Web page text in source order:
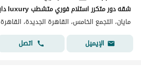
مايان، التجمع الخامس، القاهرة الجديدة، القاهرة
الإيميل
اتصل